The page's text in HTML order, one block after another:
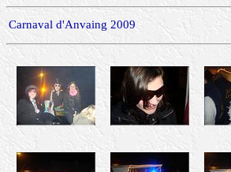
Carnaval d'Anvaing 2009